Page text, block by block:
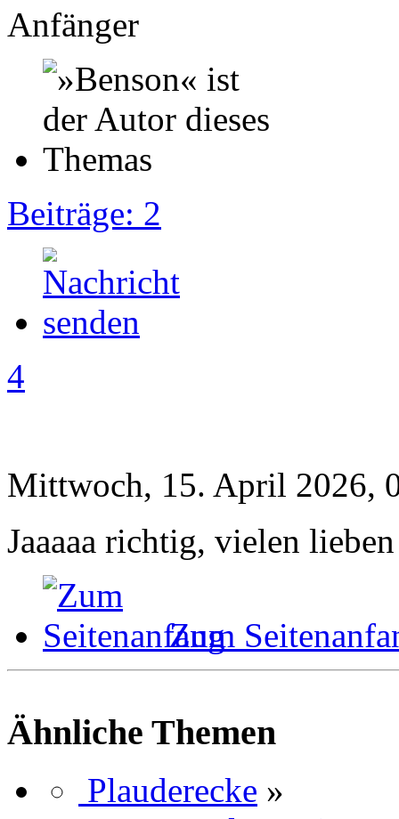
Anfänger
Beiträge: 2
4
Mittwoch, 15. April 2026,
Jaaaaa richtig, vielen
Zum
Ähnliche Themen
Plauderecke »